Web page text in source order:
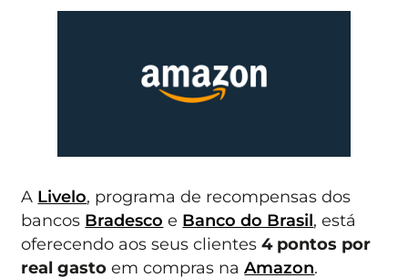
A Livelo, programa de recompensas dos
bancos Bradesco e Banco do Brasil, está
oferecendo aos seus clientes4 pontos por
real gasto em compras naAmazon.